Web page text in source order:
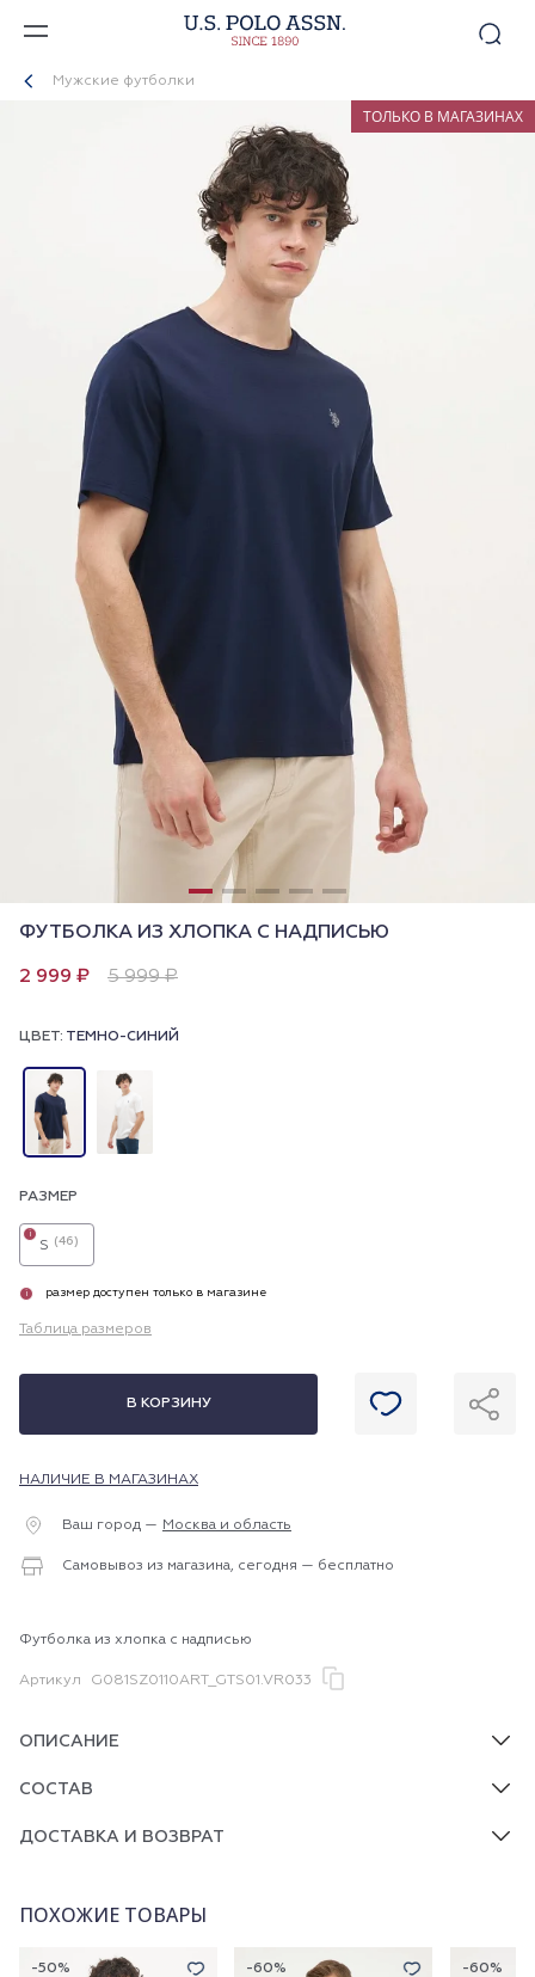
Мужские футболки
ТОЛЬКО В МАГАЗИНАХ
ФУТБОЛКА ИЗ ХЛОПКА С НАДПИСЬЮ
2 999 ₽ 5 999 ₽
ЦВЕТ: ТЕМНО-СИНИЙ
РАЗМЕР
S (46)
i
i размер доступен только в магазине
Таблица размеров
В КОРЗИНУ
НАЛИЧИЕ В МАГАЗИНАХ
Ваш город — Москва и область
Самовывоз из магазина, сегодня — бесплатно
Футболка из хлопка с надписью
Артикул G081SZ0110ART_GTS01.VR033
ОПИСАНИЕ
СОСТАВ
ДОСТАВКА И ВОЗВРАТ
ПОХОЖИЕ ТОВАРЫ
-50% -60% -60%